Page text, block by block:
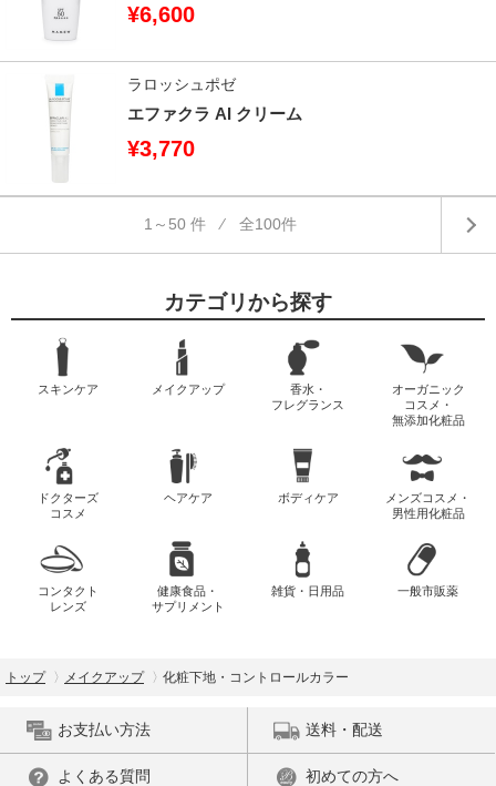
¥6,600
ラロッシュポゼ
エファクラ AI クリーム
¥3,770
1～50 件 ⁄ 全100件
カテゴリから探す
スキンケア メイクアップ
香水・
フレグランス
オーガニック
コスメ・
無添加化粧品
ドクターズ
コスメ
ヘアケア ボディケア
メンズコスメ・
男性用化粧品
コンタクト
レンズ
健康食品・
サプリメント
雑貨・日用品 一般市販薬
トップ メイクアップ 化粧下地・コントロールカラー
お支払い方法 送料・配送
よくある質問 初めての方へ